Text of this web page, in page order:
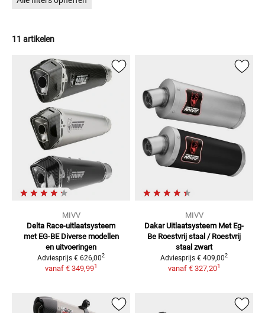
11 artikelen
MIVV
Delta Race-uitlaatsysteem
met EG-BE Diverse modellen
en uitvoeringen
Adviesprijs € 626,002
vanaf € 349,991
MIVV
Dakar Uitlaatsysteem Met Eg-
Be Roestvrij staal / Roestvrij
staal zwart
Adviesprijs € 409,002
vanaf € 327,201